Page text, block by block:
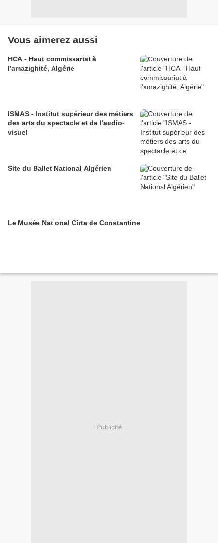
Vous aimerez aussi
HCA - Haut commissariat à
l'amazighité, Algérie
ISMAS - Institut supérieur des métiers
des arts du spectacle et de l'audio-
visuel
Site du Ballet National Algérien
Le Musée National Cirta de Constantine
Publicité